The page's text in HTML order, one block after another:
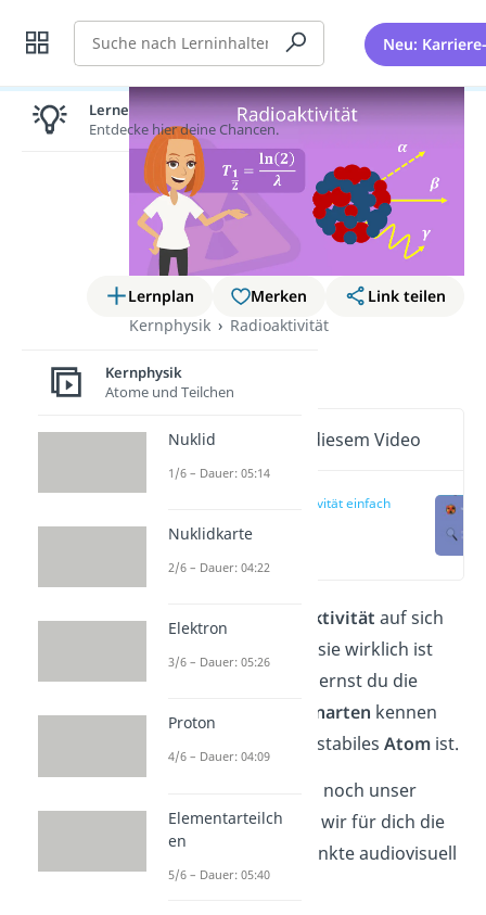
Suche Neu:
Lernplan Merken
Link teilen
Kernphysik
Radioaktivität
Radioaktivität
Wichtige Inhalte in diesem Video
Radioaktivität einfach
Was es mit der Radioaktivität auf sich
hat und wie gefährlich sie wirklich ist
erfährst du hier. Dazu lernst du die
verschiedenen
Strahlenarten kennen
und was eigentlich ein stabilesAtom ist.
Schau dir auf jeden Fall noch unser
Videoan.Darin haben wir für dich die
wichtigsten Themenpunkte audiovisuell
aufbereitet.
Lernen lohnt sich!
Entdecke hier deine Chancen.
Kernphysik
Atome und Teilchen
Nuklid
1/6 – Dauer: 05:14
Nuklidkarte
2/6 – Dauer: 04:22
Elektron
3/6 – Dauer: 05:26
Proton
4/6 – Dauer: 04:09
Elementarteilch
en
5/6 – Dauer: 05:40